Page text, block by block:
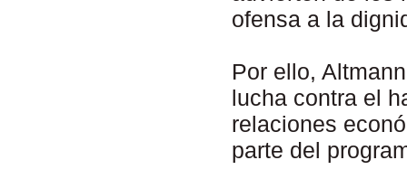
ofensa a la
Por ello,
lucha contra el
relaciones
parte del